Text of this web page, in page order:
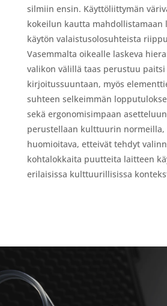
silmiin ensin. Käyttöliittymän
kokeilun kautta mahdollistamaan
käytön valaistusolosuhteista
Vasemmalta oikealle laskeva
valikon välillä taas perustuu
kirjoitussuuntaan, myös
suhteen selkeimmän
sekä ergonomisimpaan
perustellaan kulttuurin
huomioitava, etteivät tehdyt
kohtalokkaita puutteita laitteen
erilaisissa kulttuurillisissa